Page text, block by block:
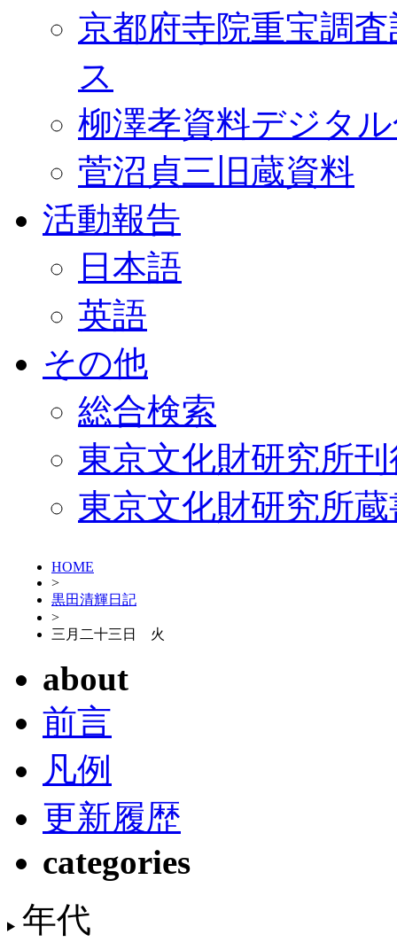
京都府寺院重宝調
ス
柳澤孝資料デジタ
菅沼貞三旧蔵資料
活動報告
日本語
英語
その他
総合検索
東京文化財研究所
東京文化財研究所
HOME
>
黒田清輝日記
>
三月二十三日 火
about
前言
凡例
更新履歴
categories
年代